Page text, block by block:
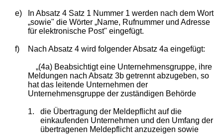
e)
In Absatz 4 Satz 1 Nummer 1 werden nach dem Wort
„sowie" die Wörter „Name, Rufnummer und Adresse
für elektronische Post" eingefügt.
f) Nach Absatz 4 wird folgender Absatz 4a eingefügt:
„(4a) Beabsichtigt eine Unternehmensgruppe, ihre
Meldungen nach Absatz 3b getrennt abzugeben, so
hat das leitende Unternehmen der
Unternehmensgruppe der zuständigen Behörde
1.
die Übertragung der Meldepflicht auf die
einkaufenden Unternehmen und den Umfang der
übertragenen Meldepflicht anzuzeigen sowie